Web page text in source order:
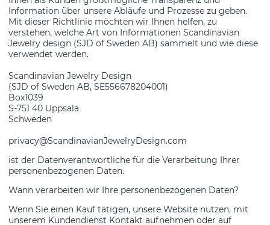
Information über unsere Abläufe und Prozesse zu geben.
Mit dieser Richtlinie möchten wir Ihnen helfen, zu
verstehen, welche Art von Informationen Scandinavian
Jewelry design (SJD of Sweden AB) sammelt und wie diese
verwendet werden.
Scandinavian Jewelry Design
(SJD of Sweden AB, SE556678204001)
Box1039
S-751 40 Uppsala
Schweden
privacy@ScandinavianJewelryDesign.com
ist der Datenverantwortliche für die Verarbeitung Ihrer
personenbezogenen Daten.
Wann verarbeiten wir Ihre personenbezogenen Daten?
Wenn Sie einen Kauf tätigen, unsere Website nutzen, mit
unserem Kundendienst Kontakt aufnehmen oder auf